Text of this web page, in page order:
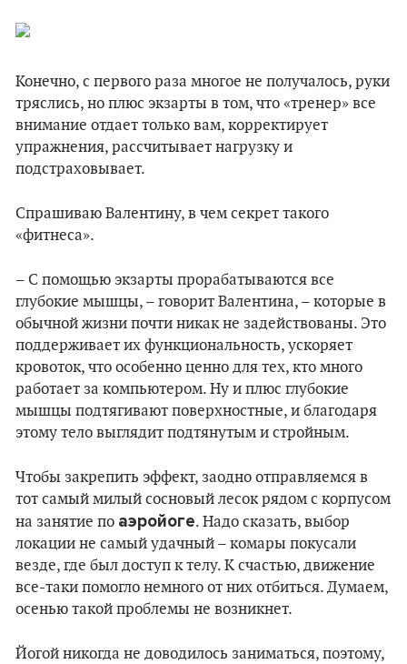
Конечно, с первого раза многое не получалось, руки
тряслись, но плюс экзарты в том, что «тренер» все
внимание отдает только вам, корректирует
упражнения, рассчитывает нагрузку и
подстраховывает.
Спрашиваю Валентину, в чем секрет такого
«фитнеса».
– С помощью экзарты прорабатываются все
глубокие мышцы, – говорит Валентина, – которые в
обычной жизни почти никак не задействованы. Это
поддерживает их функциональность, ускоряет
кровоток, что особенно ценно для тех, кто много
работает за компьютером. Ну и плюс глубокие
мышцы подтягивают поверхностные, и благодаря
этому тело выглядит подтянутым и стройным.
Чтобы закрепить эффект, заодно отправляемся в
тот самый милый сосновый лесок рядом с корпусом
на занятие по аэройоге. Надо сказать, выбор
локации не самый удачный – комары покусали
везде, где был доступ к телу. К счастью, движение
все-таки помогло немного от них отбиться. Думаем,
осенью такой проблемы не возникнет.
Йогой никогда не доводилось заниматься, поэтому,